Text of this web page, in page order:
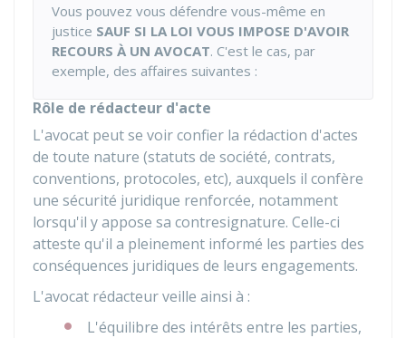
Vous pouvez vous défendre vous-même en
justice SAUF SI LA LOI VOUS IMPOSE D'AVOIR
RECOURS À UN AVOCAT. C'est le cas, par
exemple, des affaires suivantes :
Rôle de rédacteur d'acte
L'avocat peut se voir confier la rédaction d'actes
de toute nature (statuts de société, contrats,
conventions, protocoles, etc), auxquels il confère
une sécurité juridique renforcée, notamment
lorsqu'il y appose sa contresignature. Celle-ci
atteste qu'il a pleinement informé les parties des
conséquences juridiques de leurs engagements.
L'avocat rédacteur veille ainsi à :
L'équilibre des intérêts entre les parties,